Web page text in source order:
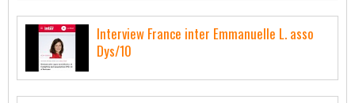
Interview France inter Emmanuelle L. asso
Dys/10